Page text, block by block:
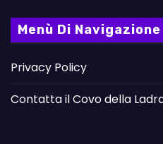
Menù Di Navigazione
Privacy Policy
Contatta il Covo della